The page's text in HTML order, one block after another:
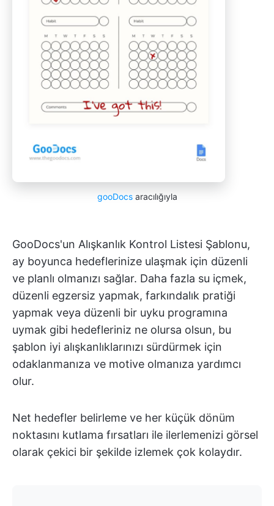
gooDocsaracılığıyla
GooDocs'un Alışkanlık Kontrol Listesi Şablonu,
ay boyunca hedeflerinize ulaşmak için düzenli
ve planlı olmanızı sağlar. Daha fazla su içmek,
düzenli egzersiz yapmak, farkındalık pratiği
yapmak veya düzenli bir uyku programına
uymak gibi hedefleriniz ne olursa olsun, bu
şablon iyi alışkanlıklarınızı sürdürmek için
odaklanmanıza ve motive olmanıza yardımcı
olur.
Net hedefler belirleme ve her küçük dönüm
noktasını kutlama fırsatları ile ilerlemenizi görsel
olarak çekici bir şekilde izlemek çok kolaydır.